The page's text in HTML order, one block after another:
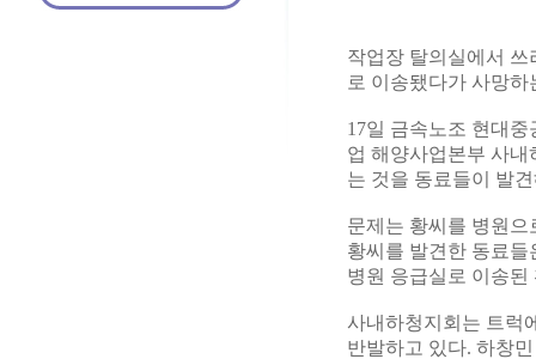
작업장 탈의실에서
로 이송됐다가 사망
17일 금속노조 현대
업 해양사업본부 사내
는 것을 동료들이 발
문제는 황씨를 병원으
황씨를 발견한 동료
병원 응급실로 이송
사내하청지회는 트럭
반발하고 있다. 하창